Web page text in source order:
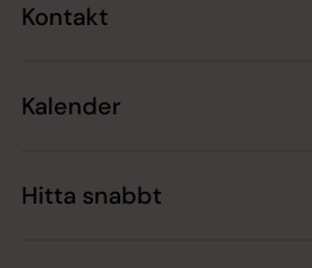
Kontakt
Kalender
Hitta snabbt